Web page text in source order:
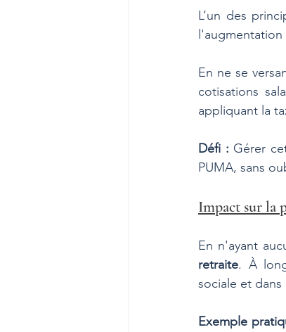
L’un des
En ne se
cotisations
appliquant la
Défi : Gérer
PUMA, sans
Impact sur la
En n'ayant
retraite. À
sociale et
Exemple